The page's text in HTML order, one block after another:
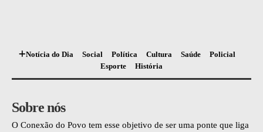
Notícia do Dia Social Política Cultura Saúde
Policial
Esporte
História
Sobre nós
O Conexão do Povo tem esse objetivo de ser uma ponte que liga